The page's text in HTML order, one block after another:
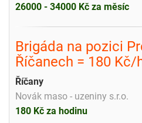
26000 - 34000 Kč za měsíc
Brigáda na pozici
Říčanech = 180 Kč/
Říčany
Novák maso - uzeniny s.r.o.
180 Kč za hodinu